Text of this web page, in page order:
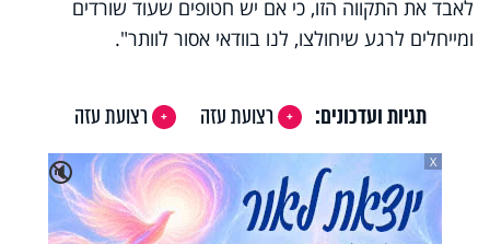
לאבד את התקווה הזו, כי אם יש חטופים שעוד שורדים
ומייחלים לרגע שיחולצו, לנו בוודאי אסור לוותר".
תגיות ועדכונים: רצועת עזה
רצועת עזה
🔇
X